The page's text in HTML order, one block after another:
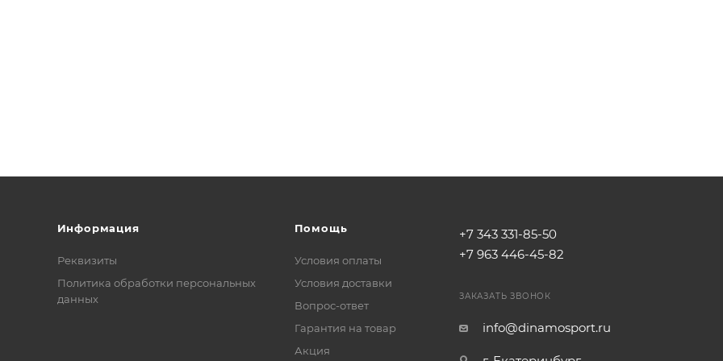
Информация
Реквизиты
Политика обработки персональных
данных
Помощь
Условия оплаты
Условия доставки
Вопрос-ответ
Гарантия на товар
Акция
+7 343 331-85-50
+7 963 446-45-82
ЗАКАЗАТЬ ЗВОНОК
info@dinamosport.ru